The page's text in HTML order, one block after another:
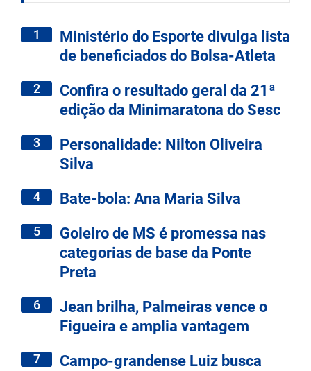
1
Ministério do Esporte divulga lista
de beneficiados do Bolsa-Atleta
2
Confira o resultado geral da 21ª
edição da Minimaratona do Sesc
3
Personalidade: Nilton Oliveira
Silva
4 Bate-bola: Ana Maria Silva
5
Goleiro de MS é promessa nas
categorias de base da Ponte
Preta
6
Jean brilha, Palmeiras vence o
Figueira e amplia vantagem
7
Campo-grandense Luiz busca